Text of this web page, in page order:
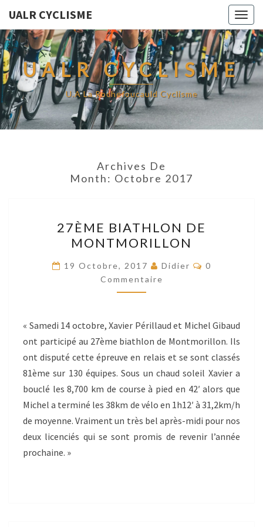
UALR CYCLISME
UALR CYCLISME
U.A La Rochefoucauld Cyclisme
Archives De
Month: Octobre 2017
BIATHLON
DE
MONTMORILLON
27ÈME BIATHLON DE
MONTMORILLON
19 Octobre, 2017 Didier
0
Commentaire
« Samedi 14 octobre, Xavier Périllaud et Michel Gibaud
ont participé au 27ème biathlon de Montmorillon. Ils
ont disputé cette épreuve en relais et se sont classés
81ème sur 130 équipes. Sous un chaud soleil Xavier a
bouclé les 8,700 km de course à pied en 42′ alors que
Michel a terminé les 38km de vélo en 1h12′ à 31,2km/h
de moyenne. Vraiment un très bel après-midi pour nos
deux licenciés qui se sont promis de revenir l’année
prochaine. »